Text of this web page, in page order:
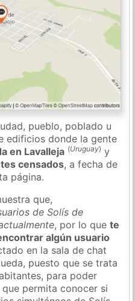
pueblo, poblado u
edificios donde la gente
en Lavalleja (Uruguay) y
censados, a fecha de
página.
que,
de Solís de
, por lo quete
algún usuario
en la sala de chat
puesto que se trata
para poder
permita conocer si